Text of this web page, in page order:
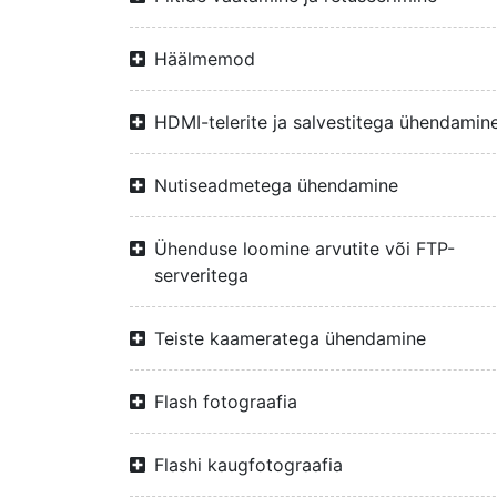
Häälmemod
HDMI-telerite ja salvestitega
Nutiseadmetega ühendamine
Ühenduse loomine arvutite või FTP-
serveritega
Teiste kaameratega ühendamine
Flash fotograafia
Flashi kaugfotograafia